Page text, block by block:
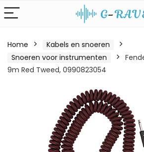
Home
Kabels en snoeren
Snoeren voor instrumenten
9m Red Tweed, 0990823054